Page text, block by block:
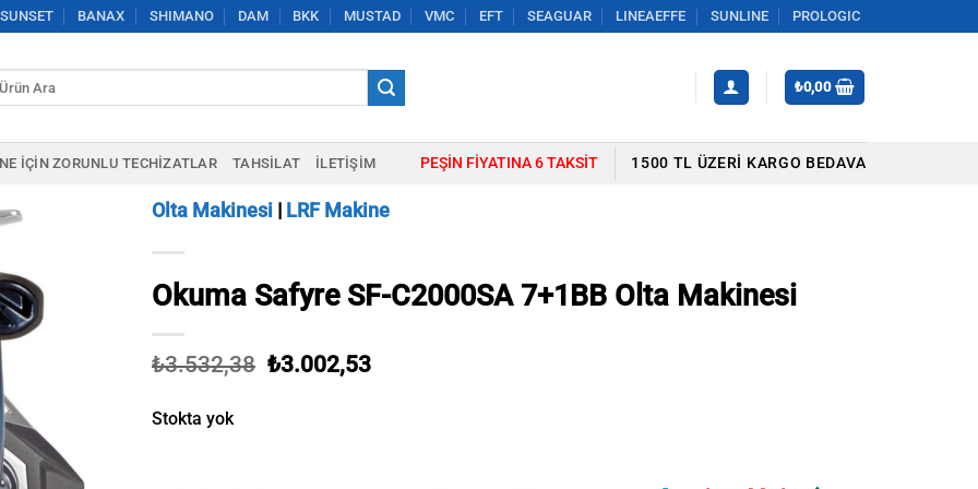
SUNSET BANAX SHIMANO DAM BKK MUSTAD VMC EFT SEAGUAR LINEAEFFE SUNLINE PROLOGIC
₺0,00
IÇIN ZORUNLU TECHIZATLAR TAHSILAT İLETIŞIM PEŞIN FIYATINA 6 TAKSIT 1500 TL ÜZERI KARGO BEDAVA
Olta Makinesi | LRF Makine
Okuma Safyre SF-C2000SA 7+1BB Olta Makinesi
₺3.532,38 Orijinal
₺3.002,53Şu
Stokta yok